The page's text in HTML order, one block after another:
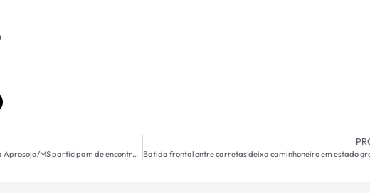
Presidente e vice-presidente da Aprosoja/MS participam de encontro com Geraldo Alckmin